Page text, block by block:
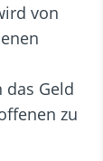
von
Geld
zu